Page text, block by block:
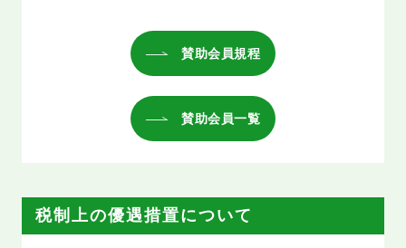
賛助会員規程
賛助会員一覧
税制上の優遇措置について